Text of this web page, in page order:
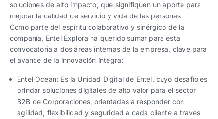
soluciones de alto impacto, que signifiquen un aporte para
mejorar la calidad de servicio y vida de las personas.
Como parte del espíritu colaborativo y sinérgico de la
compañía, Entel Explora ha querido sumar para esta
convocatoria a dos áreas internas de la empresa, clave para
el avance de la innovación íntegra:
Entel Ocean: Es la Unidad Digital de Entel, cuyo desafío es
brindar soluciones digitales de alto valor para el sector
B2B de Corporaciones, orientadas a responder con
agilidad, flexibilidad y seguridad a cada cliente a través